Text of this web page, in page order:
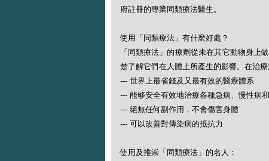
府註冊的專業同類療法醫生。
使用「同類療法」有什麽好處？
「同類療法」的療劑從未在其它動物身上
楚了解它們在人體上所產生的影響。在治
--- 世界上最省錢及又最有效的醫療體系
--- 能够安全有效地治療各種急病、慢性病
--- 絕無任何副作用，不會傷害身體
--- 可以改善對傳染病的抵抗力
使用及推崇「同類療法」的名人：